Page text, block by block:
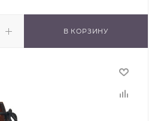
В КОРЗИНУ